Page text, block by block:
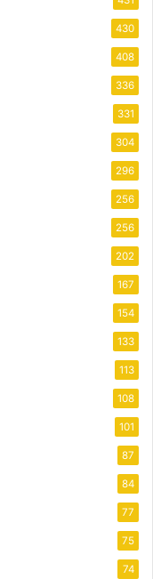
430
408
336
331
304
296
256
256
202
167
154
133
113
108
101
87
84
77
75
74